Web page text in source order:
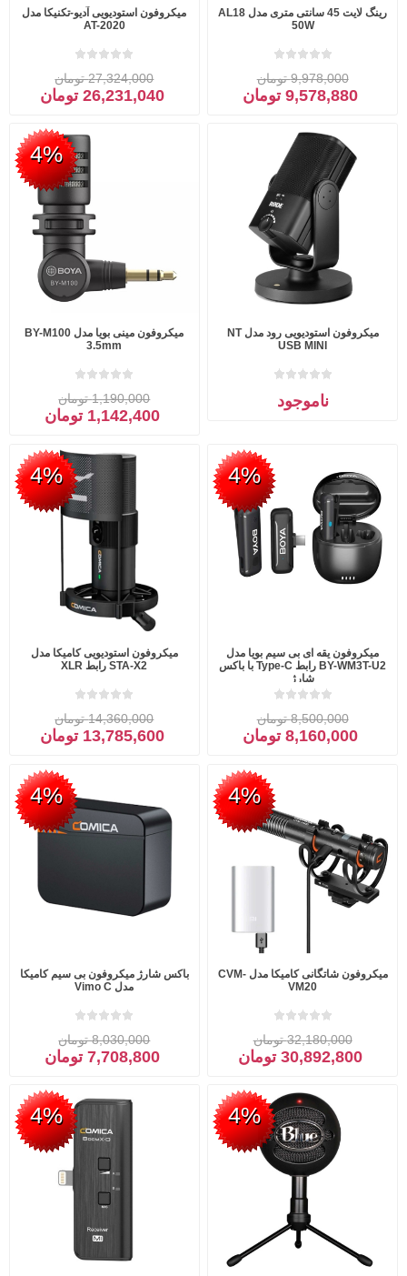
رینگ لایت 45 سانتی متری مدل AL18
50W
9,978,000 تومان
9,578,880 تومان
میکروفون استودیویی آدیو-تکنیکا مدل
AT-2020
27,324,000 تومان
26,231,040 تومان
میکروفون استودیویی رود مدل NT
USB MINI
ناموجود
4%
میکروفون مینی بویا مدل BY-M100
3.5mm
1,190,000 تومان
1,142,400 تومان
4%
میکروفون یقه ای بی سیم بویا مدل
BY-WM3T-U2 رابط Type-C با باکس
شارژ
8,500,000 تومان
8,160,000 تومان
4%
میکروفون استودیویی کامیکا مدل
STA-X2 رابط XLR
14,360,000 تومان
13,785,600 تومان
4%
میکروفون شاتگانی کامیکا مدل CVM-
VM20
32,180,000 تومان
30,892,800 تومان
4%
باکس شارژ میکروفون بی سیم کامیکا
مدل Vimo C
8,030,000 تومان
7,708,800 تومان
4%
4%